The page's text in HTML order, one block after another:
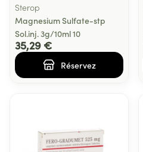
Sterop
Magnesium Sulfate-stp
Sol.inj. 3g/10ml 10
35,29 €
Réservez